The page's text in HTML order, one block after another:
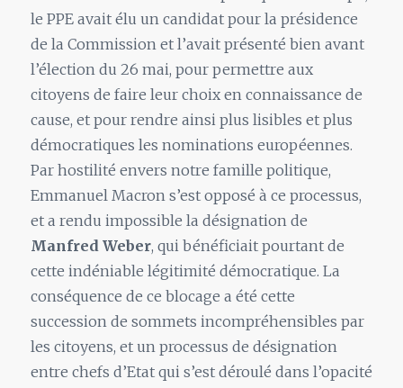
le PPE avait élu un candidat pour la présidence
de la Commission et l’avait présenté bien avant
l’élection du 26 mai, pour permettre aux
citoyens de faire leur choix en connaissance de
cause, et pour rendre ainsi plus lisibles et plus
démocratiques les nominations européennes.
Par hostilité envers notre famille politique,
Emmanuel Macron s’est opposé à ce processus,
et a rendu impossible la désignation de
Manfred Weber, qui bénéficiait pourtant de
cette indéniable légitimité démocratique. La
conséquence de ce blocage a été cette
succession de sommets incompréhensibles par
les citoyens, et un processus de désignation
entre chefs d’Etat qui s’est déroulé dans l’opacité